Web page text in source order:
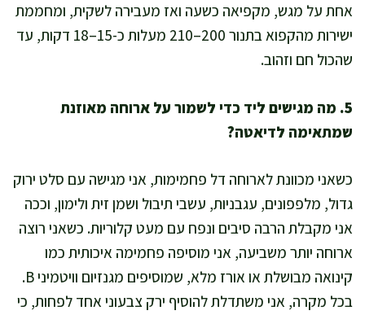
אחת על מגש, מקפיאה כשעה ואז מעבירה לשקית, ומחממת
ישירות מהקפוא בתנור 200–210 מעלות כ-15–18 דקות, עד
שהכול חם וזהוב.
5. מה מגישים ליד כדי לשמור על ארוחה מאוזנת
שמתאימה לדיאטה?
כשאני מכוונת לארוחה דל פחמימות, אני מגישה עם סלט ירוק
גדול, מלפפונים, עגבניות, עשבי תיבול ושמן זית ולימון, וככה
אני מקבלת הרבה סיבים ונפח עם מעט קלוריות. כשאני רוצה
ארוחה יותר משביעה, אני מוסיפה פחמימה איכותית כמו
קינואה מבושלת או אורז מלא, שמוסיפים מגנזיום וויטמיני B.
בכל מקרה, אני משתדלת להוסיף ירק צבעוני אחד לפחות, כי